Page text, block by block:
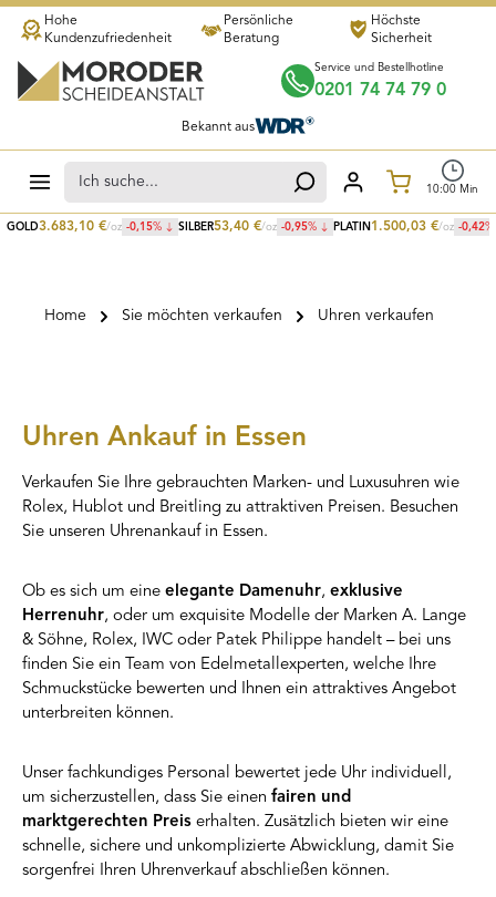
Zum Hauptinhalt springen
GOLD3.683,10 €/oz -0,15% SILBER53,40 €/oz -0,95% PLATIN 1.500,03 €/oz -0,42%
Hohe
Kundenzufriedenheit
Persönliche
Beratung
Höchste
Sicherheit
Service und Bestellhotline
0201 74 74 79 0
Bekannt aus
10:00 Min
Home Sie möchten verkaufen Uhren verkaufen
Uhren Ankauf in Essen
Verkaufen Sie Ihre gebrauchten Marken- und Luxusuhren wie
Rolex, Hublot und Breitling zu attraktiven Preisen. Besuchen
Sie unseren Uhrenankauf in Essen.
Ob es sich um eine elegante Damenuhr, exklusive
Herrenuhr, oder um exquisite Modelle der Marken A. Lange
& Söhne, Rolex, IWC oder Patek Philippe handelt – bei uns
finden Sie ein Team von Edelmetallexperten, welche Ihre
Schmuckstücke bewerten und Ihnen ein attraktives Angebot
unterbreiten können.
Unser fachkundiges Personal bewertet jede Uhr individuell,
um sicherzustellen, dass Sie einen fairen und
marktgerechten Preis erhalten. Zusätzlich bieten wir eine
schnelle, sichere und unkomplizierte Abwicklung, damit Sie
sorgenfrei Ihren Uhrenverkauf abschließen können.